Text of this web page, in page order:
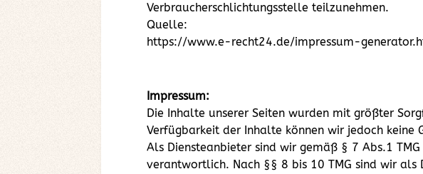
Verbraucherschlichtungsstelle teilzunehmen.
Quelle:
https://www.e-recht24.de/impressum-
Impressum:
Die Inhalte unserer Seiten wurden mit größter
Verfügbarkeit der Inhalte können wir jedoch keine
Als Diensteanbieter sind wir gemäß § 7 Abs.1
verantwortlich. Nach §§ 8 bis 10 TMG sind wir